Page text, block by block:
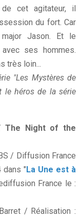
cet agitateur, il
du fort. Car
Jason. Et le
ses hommes.
très loin...
"Les Mystères de
le héros de la série
The Night of the
/ Diffusion France
dans "La Une est à
France le :
/ Réalisation :